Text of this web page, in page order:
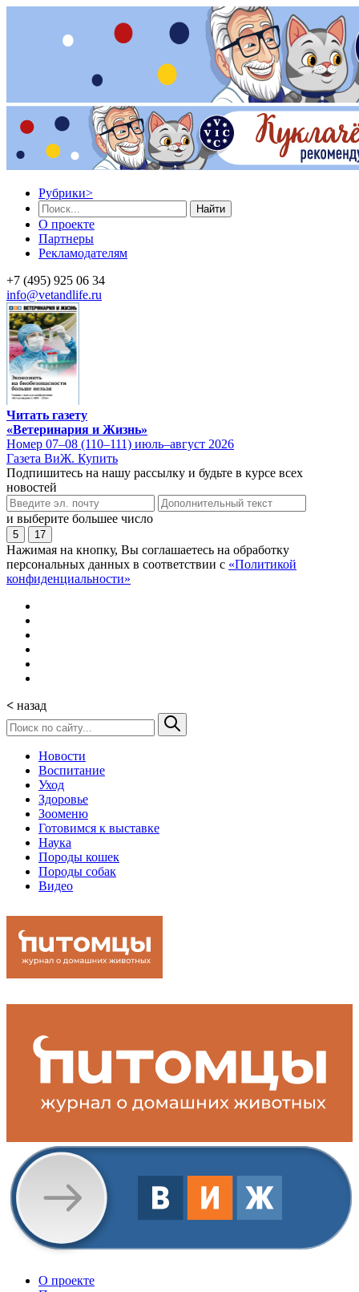
Рубрики>
Найти
О проекте
Партнеры
Рекламодателям
+7 (495) 925 06 34
info@vetandlife.ru
Читать газету
«Ветеринария и Жизнь»
Номер 07–08 (110–111) июль–август 2026
Газета ВиЖ. Купить
Подпишитесь на нашу рассылку и будьте в курсе всех
новостей
и выберите большее число
5 17
Нажимая на кнопку, Вы соглашаетесь на обработку
персональных данных в соответствии с «Политикой
конфиденциальности»
< назад
Новости
Воспитание
Уход
Здоровье
Зооменю
Готовимся к выставке
Наука
Породы кошек
Породы собак
Видео
О проекте